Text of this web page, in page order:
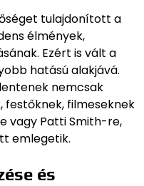
tulajdonított a
élmények,
Ezért is vált a
hatású alakjává.
nemcsak
festőknek, filmeseknek
vagy Patti Smith-re,
emlegetik.
és